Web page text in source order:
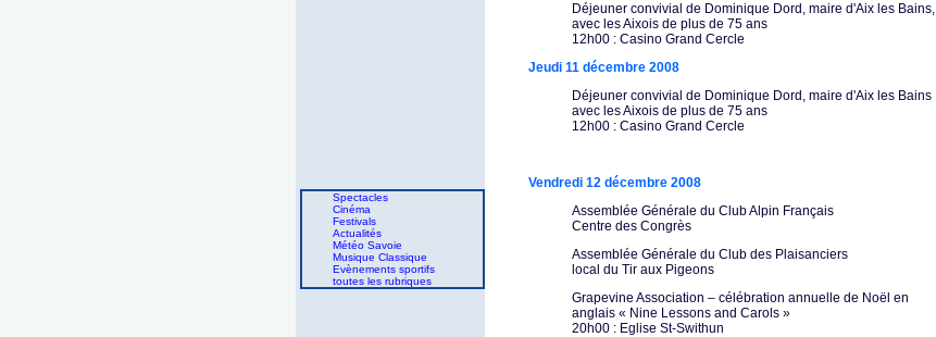
Spectacles
Cinéma
Festivals
Actualités
Météo Savoie
Musique Classique
Evènements sportifs
toutes les rubriques
Déjeuner convivial de Dominique Dord, maire d'Aix les Bains,
avec les Aixois de plus de 75 ans
12h00 : Casino Grand Cercle
Jeudi 11 décembre 2008
Déjeuner convivial de Dominique Dord, maire d'Aix les Bains
avec les Aixois de plus de 75 ans
12h00 : Casino Grand Cercle
Vendredi 12 décembre 2008
Assemblée Générale du Club Alpin Français
Centre des Congrès
Assemblée Générale du Club des Plaisanciers
local du Tir aux Pigeons
Grapevine Association – célébration annuelle de Noël en
anglais « Nine Lessons and Carols »
20h00 : Eglise St-Swithun